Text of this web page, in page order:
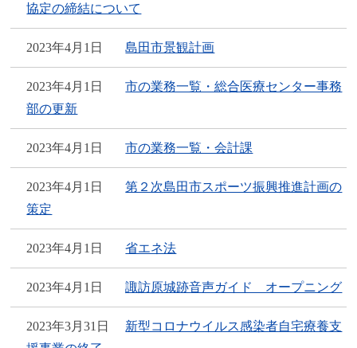
協定の締結について
2023年4月1日 島田市景観計画
2023年4月1日
市の業務一覧・総合医療センター事務
部の更新
2023年4月1日 市の業務一覧・会計課
2023年4月1日
第２次島田市スポーツ振興推進計画の
策定
2023年4月1日 省エネ法
2023年4月1日 諏訪原城跡音声ガイド オープニング
2023年3月31日
新型コロナウイルス感染者自宅療養支